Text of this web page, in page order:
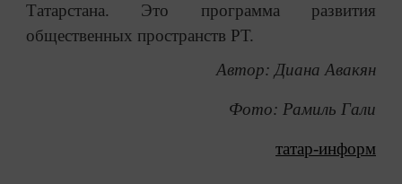
Татарстана. Это программа развития
общественных пространств РТ.
Автор: Диана Авакян
Фото: Рамиль Гали
татар-информ